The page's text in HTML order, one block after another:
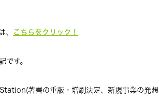
、 こちらをクリック！
です。
Station(著書の重版・増刷決定、新規事業の